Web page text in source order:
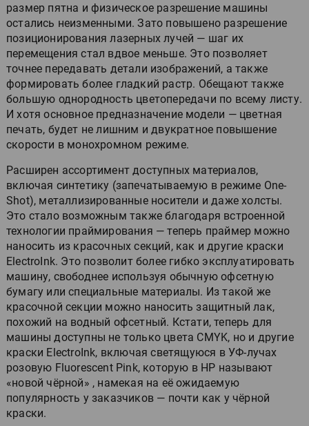
размер пятна и физическое разрешение машины
остались неизменными. Зато повышено разрешение
позиционирования лазерных лучей — шаг их
перемещения стал вдвое меньше. Это позволяет
точнее передавать детали изображений, а также
формировать более гладкий растр. Обещают также
большую однородность цветопередачи по всему листу.
И хотя основное предназначение модели — цветная
печать, будет не лишним и двукратное повышение
скорости в монохромном режиме.
Расширен ассортимент доступных материалов,
включая синтетику (запечатываемую в режиме One-
Shot), металлизированные носители и даже холсты.
Это стало возможным также благодаря встроенной
технологии праймирования — теперь праймер можно
наносить из красочных секций, как и другие краски
ElectroInk. Это позволит более гибко эксплуатировать
машину, свободнее используя обычную офсетную
бумагу или специальные материалы. Из такой же
красочной секции можно наносить защитный лак,
похожий на водный офсетный. Кстати, теперь для
машины доступны не только цвета CMYK, но и другие
краски ElectroInk, включая светящуюся в УФ-лучах
розовую Fluorescent Pink, которую в HP называют
«новой чёрной» , намекая на её ожидаемую
популярность у заказчиков — почти как у чёрной
краски.